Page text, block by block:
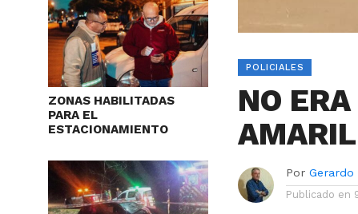
ZONAS HABILITADAS
PARA EL
ESTACIONAMIENTO
POLICIALES
NO
Por Gerardo
Publicado en